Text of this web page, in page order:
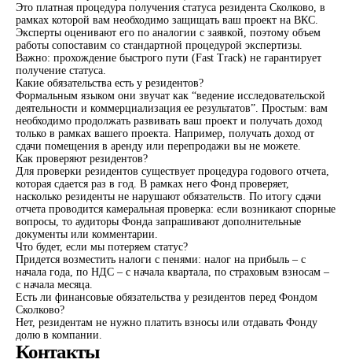
Это платная процедура получения статуса резидента Сколково, в
рамках которой вам необходимо защищать ваш проект на ВКС.
Эксперты оценивают его по аналогии с заявкой, поэтому объем
работы сопоставим со стандартной процедурой экспертизы.
Важно: прохождение быстрого пути (Fast Track) не гарантирует
получение статуса.
Какие обязательства есть у резидентов?
Формальным языком они звучат как “ведение исследовательской
деятельности и коммерциализация ее результатов”. Простым: вам
необходимо продолжать развивать ваш проект и получать доход
только в рамках вашего проекта. Например, получать доход от
сдачи помещения в аренду или перепродажи вы не можете.
Как проверяют резидентов?
Для проверки резидентов существует процедура годового отчета,
которая сдается раз в год. В рамках него Фонд проверяет,
насколько резиденты не нарушают обязательств. По итогу сдачи
отчета проводится камеральная проверка: если возникают спорные
вопросы, то аудиторы Фонда запрашивают дополнительные
документы или комментарии.
Что будет, если мы потеряем статус?
Придется возместить налоги с пенями: налог на прибыль – с
начала года, по НДС – с начала квартала, по страховым взносам –
с начала месяца.
Есть ли финансовые обязательства у резидентов перед Фондом
Сколково?
Нет, резидентам не нужно платить взносы или отдавать Фонду
долю в компании.
Контакты